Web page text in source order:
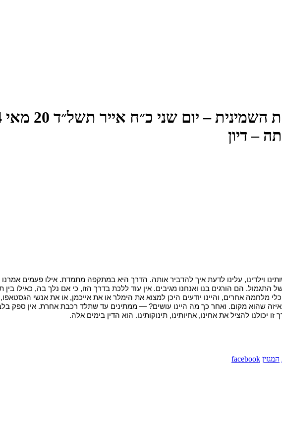
– דיון
וילדינו, עלינו לדעת איך להדביר אותה. הדרך היא במתקפה מתמדת. אילו פעמים
הם הורגים בנו ואנחנו מגיבים. אין עוד ללכת בדרך הזו, כי אם נלך בה, כאילו
מלחמה אחרים, והיינו יודעים היכן למצוא את הימלר או את אייכמן, או את אנשי
שהוא מקום. ואחר כך מה היינו עושים? — ממתינים עד שתלד רכבת אחרת. אין ספק
להציל את אחינו, אחיותינו, תינוקותינו. הוא הדין בימים אלה.
המגזין facebook